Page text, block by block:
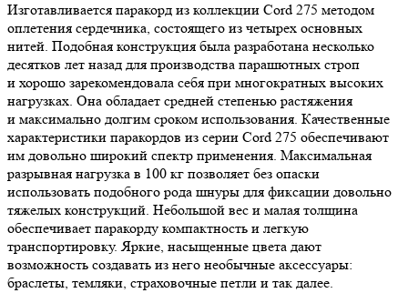
Изготавливается паракорд из коллекции Cord 275 методом
оплетения сердечника, состоящего из четырех основных
нитей. Подобная конструкция была разработана несколько
десятков лет назад для производства парашютных строп
и хорошо зарекомендовала себя при многократных высоких
нагрузках. Она обладает средней степенью растяжения
и максимально долгим сроком использования. Качественные
характеристики паракордов из серии Cord 275 обеспечивают
им довольно широкий спектр применения. Максимальная
разрывная нагрузка в 100 кг позволяет без опаски
использовать подобного рода шнуры для фиксации довольно
тяжелых конструкций. Небольшой вес и малая толщина
обеспечивает паракорду компактность и легкую
транспортировку. Яркие, насыщенные цвета дают
возможность создавать из него необычные аксессуары:
браслеты, темляки, страховочные петли и так далее.